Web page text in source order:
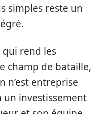
simples reste un
rend les
champ de bataille,
n’est entreprise
un investissement